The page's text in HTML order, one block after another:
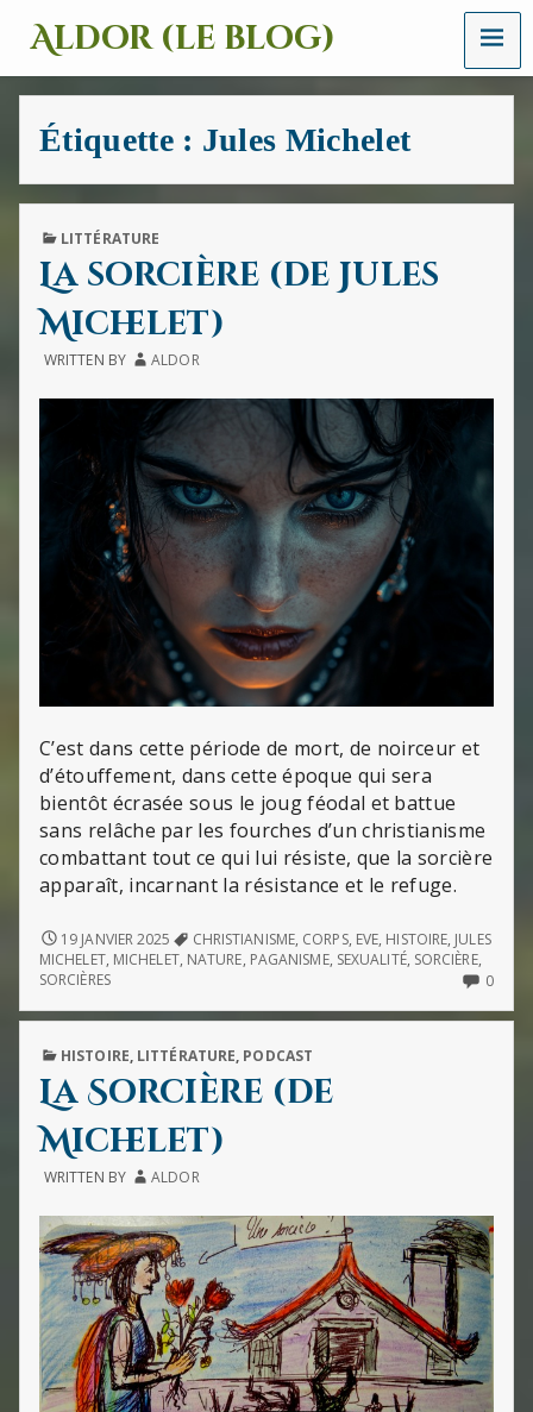
Aldor (le blog)
Un
site
avec
des
des
images
et
sons
MENU
Étiquette : Jules Michelet
PUBLISHED
LITTÉRATURE
La sorcière (de Jules
Michelet)
WRITTEN BY ALDOR
C’est dans cette période de mort, de noirceur et
d’étouffement, dans cette époque qui sera
bientôt écrasée sous le joug féodal et battue
sans relâche par les fourches d’un christianisme
combattant tout ce qui lui résiste, que la sorcière
apparaît, incarnant la résistance et le refuge.
LA
SORCIÈRE
(DE
MICHELET)
19 JANVIER 2025 CHRISTIANISME, CORPS, EVE, HISTOIRE, JULES
MICHELET, MICHELET, NATURE, PAGANISME, SEXUALITÉ, SORCIÈRE,
SORCIÈRES
0NO
ON
PUBLISHED
HISTOIRE, LITTÉRATURE, PODCAST
La Sorcière (de
Michelet)
WRITTEN BY ALDOR